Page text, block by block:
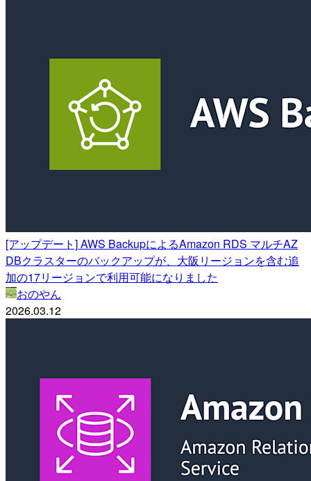
[アップデート] AWS BackupによるAmazon RDS マルチAZ
DBクラスターのバックアップが、大阪リージョンを含む追
加の17リージョンで利用可能になりました
おのやん
2026.03.12